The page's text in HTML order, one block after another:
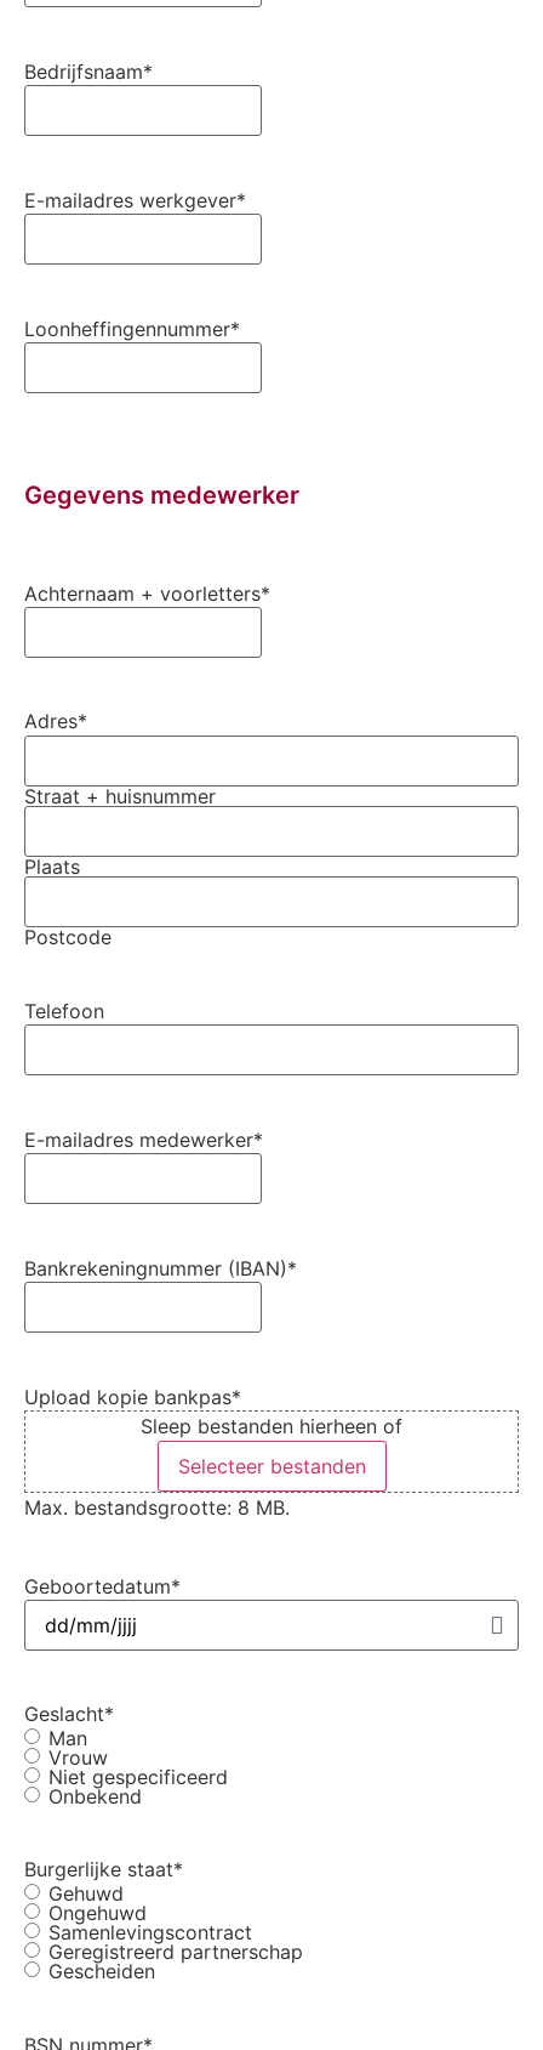
Bedrijfsnaam*
E-mailadres werkgever*
Loonheffingennummer*
Gegevens medewerker
Achternaam + voorletters*
Adres*
Straat + huisnummer
Plaats
Postcode
Telefoon
E-mailadres medewerker*
Bankrekeningnummer (IBAN)*
Upload kopie bankpas*
Sleep bestanden hierheen of
Selecteer bestanden
Max. bestandsgrootte: 8 MB.
Geboortedatum*
Geslacht*
Man
Vrouw
Niet gespecificeerd
Onbekend
Burgerlijke staat*
Gehuwd
Ongehuwd
Samenlevingscontract
Geregistreerd partnerschap
Gescheiden